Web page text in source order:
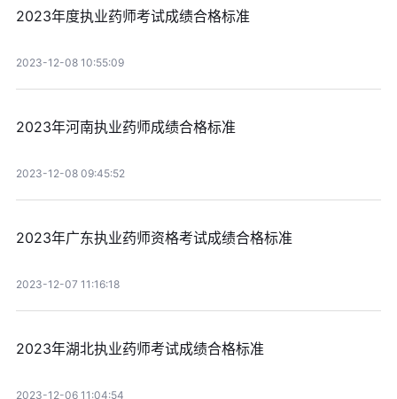
2023年度执业药师考试成绩合格标准
2023-12-08 10:55:09
2023年河南执业药师成绩合格标准
2023-12-08 09:45:52
2023年广东执业药师资格考试成绩合格标准
2023-12-07 11:16:18
2023年湖北执业药师考试成绩合格标准
2023-12-06 11:04:54